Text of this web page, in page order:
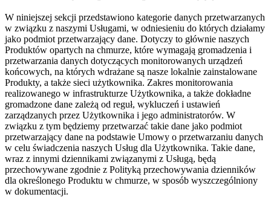
W niniejszej sekcji przedstawiono kategorie danych przetwarzanych
w związku z naszymi Usługami, w odniesieniu do których działamy
jako podmiot przetwarzający dane. Dotyczy to głównie naszych
Produktów opartych na chmurze, które wymagają gromadzenia i
przetwarzania danych dotyczących monitorowanych urządzeń
końcowych, na których wdrażane są nasze lokalnie zainstalowane
Produkty, a także sieci użytkownika. Zakres monitorowania
realizowanego w infrastrukturze Użytkownika, a także dokładne
gromadzone dane zależą od reguł, wykluczeń i ustawień
zarządzanych przez Użytkownika i jego administratorów. W
związku z tym będziemy przetwarzać takie dane jako podmiot
przetwarzający dane na podstawie Umowy o przetwarzaniu danych
w celu świadczenia naszych Usług dla Użytkownika. Takie dane,
wraz z innymi dziennikami związanymi z Usługą, będą
przechowywane zgodnie z Polityką przechowywania dzienników
dla określonego Produktu w chmurze, w sposób wyszczególniony
w dokumentacji.